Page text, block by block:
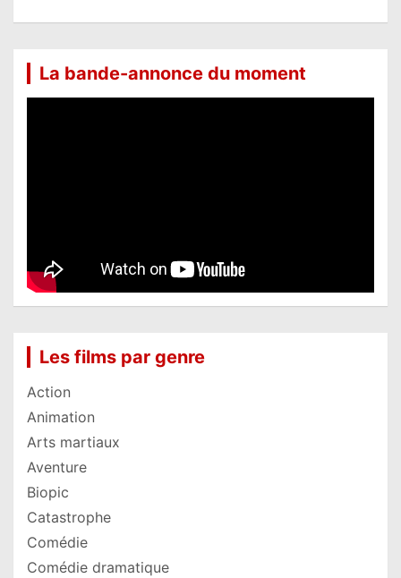
La bande-annonce du moment
Les films par genre
Action
Animation
Arts martiaux
Aventure
Biopic
Catastrophe
Comédie
Comédie dramatique